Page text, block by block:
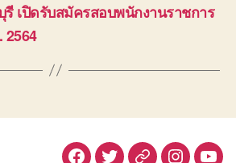
เปิดรับสมัครสอบพนักงานราชการ
2564